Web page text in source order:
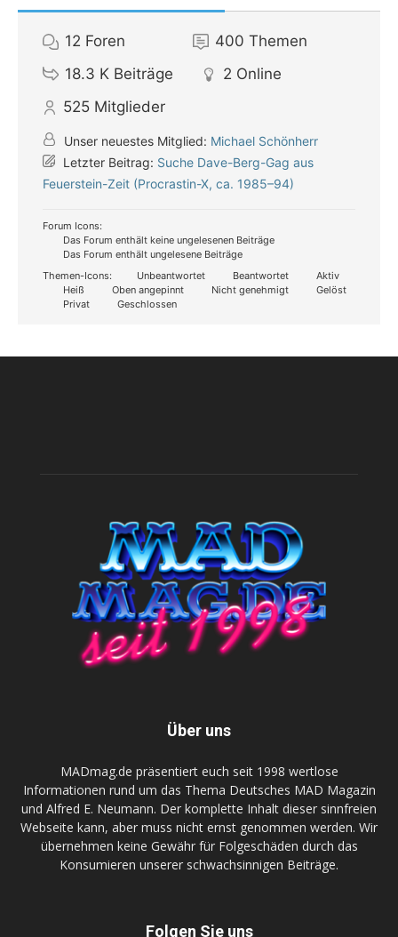
12 Foren 400 Themen
18.3 K Beiträge 2 Online
525 Mitglieder
Unser neuestes Mitglied: Michael Schönherr
Letzter Beitrag: Suche Dave-Berg-Gag aus
Feuerstein-Zeit (Procrastin-X, ca. 1985–94)
Forum Icons:
Das Forum enthält keine ungelesenen Beiträge
Das Forum enthält ungelesene Beiträge
Themen-Icons:
Unbeantwortet Beantwortet
Aktiv
Heiß
Oben angepinnt Nicht genehmigt
Gelöst
Privat
Geschlossen
Über uns
MADmag.de präsentiert euch seit 1998 wertlose
Informationen rund um das Thema Deutsches MAD Magazin
und Alfred E. Neumann. Der komplette Inhalt dieser sinnfreien
Webseite kann, aber muss nicht ernst genommen werden. Wir
übernehmen keine Gewähr für Folgeschäden durch das
Konsumieren unserer schwachsinnigen Beiträge.
Folgen Sie uns